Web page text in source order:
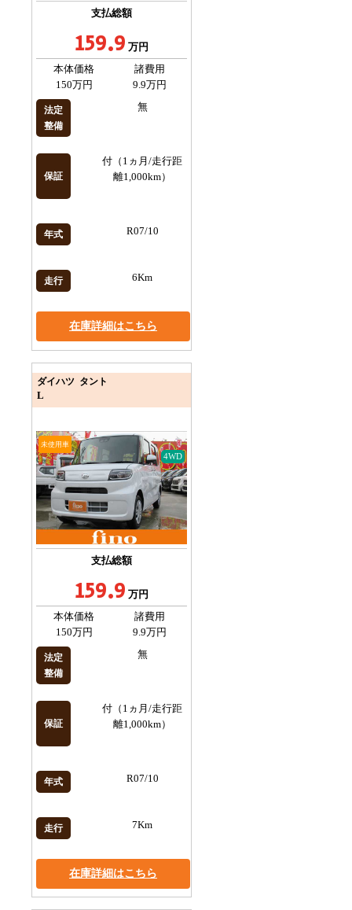
支払総額
159.9 万円
本体価格
150万円
諸費用
9.9万円
法定
整備
無
保証
付（1ヵ月/走行距
離1,000km）
年式 R07/10
走行 6Km
在庫詳細はこちら
ダイハツ タント
L
未使用車
4WD
支払総額
159.9 万円
本体価格
150万円
諸費用
9.9万円
法定
整備
無
保証
付（1ヵ月/走行距
離1,000km）
年式 R07/10
走行 7Km
在庫詳細はこちら